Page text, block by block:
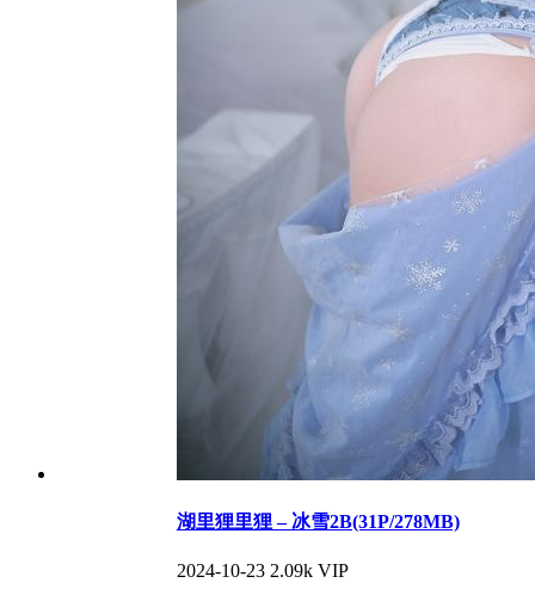
湖里狸里狸 – 冰雪2B(31P/278MB)
2024-10-23 2.09k VIP